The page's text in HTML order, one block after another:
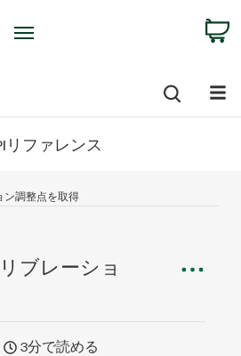
Search
リファレンス
ン調整点を取得
ブレーショ
3分で読める